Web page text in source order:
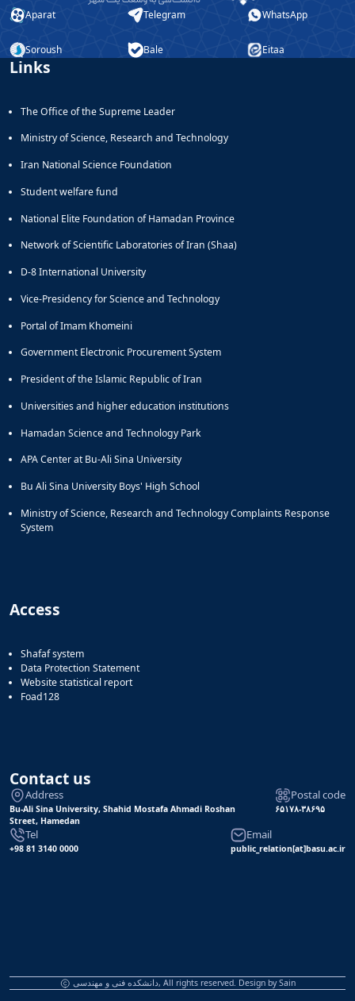
Aparat Telegram WhatsApp
Soroush Bale Eitaa
Links
The Office of the Supreme Leader
Ministry of Science, Research and Technology
Iran National Science Foundation
Student welfare fund
National Elite Foundation of Hamadan Province
Network of Scientific Laboratories of Iran (Shaa)
D-8 International University
Vice-Presidency for Science and Technology
Portal of Imam Khomeini
Government Electronic Procurement System
President of the Islamic Republic of Iran
Universities and higher education institutions
Hamadan Science and Technology Park
APA Center at Bu-Ali Sina University
Bu Ali Sina University Boys' High School
Ministry of Science, Research and Technology Complaints Response
System
Access
Shafaf system
Data Protection Statement
Website statistical report
Foad128
Contact us
Address
Bu-Ali Sina University, Shahid Mostafa Ahmadi Roshan
Street, Hamedan
Postal code
۶۵۱۷۸-۳۸۶۹۵
Tel
+98 81 3140 0000
Email
public_relation[at]basu.ac.ir
دانشکده فنی و مهندسی, All rights reserved. Design bySain